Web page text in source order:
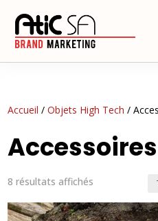
Accueil /Objets High Tech /
8 résultats affichés